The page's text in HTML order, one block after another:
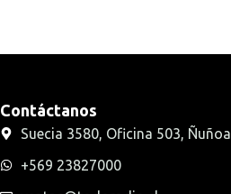
Contáctanos
Suecia 3580, Oficina 503, Ñuñoa
+569 23827000